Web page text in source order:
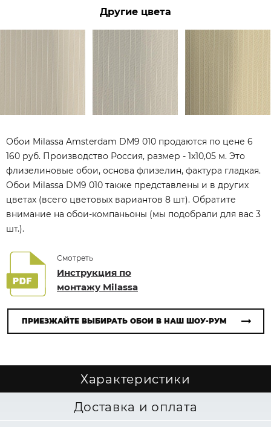
Другие цвета
Обои Milassa Amsterdam DM9 010 продаются по цене 6
160 руб. Производство Россия, размер - 1x10,05 м. Это
флизелиновые обои, основа флизелин, фактура гладкая.
Обои Milassa DM9 010 также представлены и в других
цветах (всего цветовых вариантов 8 шт). Обратите
внимание на обои-компаньоны (мы подобрали для вас 3
шт.).
Смотреть
Инструкция по
монтажу Milassa
ПРИЕЗЖАЙТЕ ВЫБИРАТЬ ОБОИ В НАШ ШОУ-РУМ
Характеристики
Доставка и оплата